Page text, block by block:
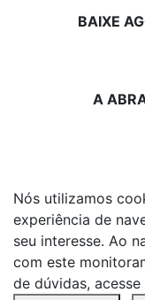
BAIXE
A
Nós utilizamos
experiência de
seu interesse. Ao
com este
de dúvidas, acesse